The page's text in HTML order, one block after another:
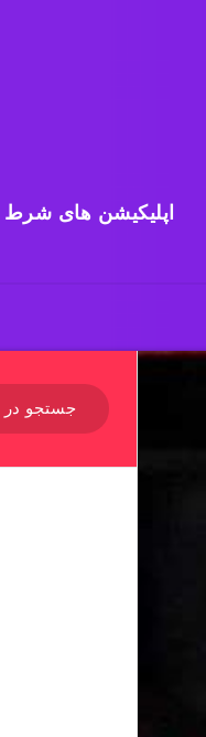
اپلیکیشن های شرط